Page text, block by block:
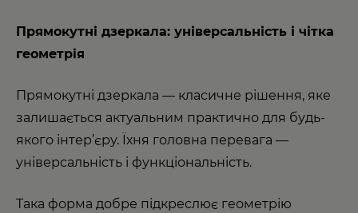
Прямокутні дзеркала: універсальність і чітка
геометрія
Прямокутні дзеркала — класичне рішення, яке
залишається актуальним практично для будь-
якого інтер’єру. Їхня головна перевага —
універсальність і функціональність.
Така форма добре підкреслює геометрію